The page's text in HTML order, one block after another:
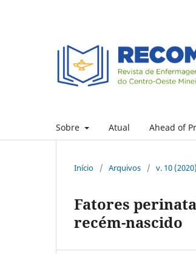
Sobre Atual Ahead of
Início / Arquivos / v. 10
Fatores
recém-nascido